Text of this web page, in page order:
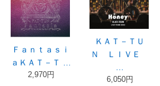
１５ＴＨ ＡＮ
ＮＩＶＥＲＳ …
5,000円
Ｗｅ Ｊｕｓ
…